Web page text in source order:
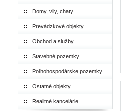
Domy, vily, chaty
Prevádzkové objekty
Obchod a služby
Stavebné pozemky
Poľnohospodárske pozemky
Ostatné objekty
Realitné kancelárie